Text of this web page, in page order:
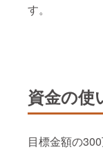
す。
資金の使
目標金額の